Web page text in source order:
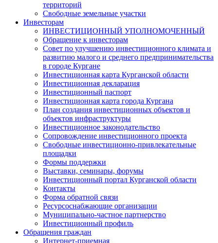
территорий
Свободные земельные участки
Инвесторам
ИНВЕСТИЦИОННЫЙ УПОЛНОМОЧЕННЫЙ
Обращение к инвесторам
Совет по улучшению инвестиционного климата и
развитию малого и среднего предпринимательства
в городе Кургане
Инвестиционная карта Курганской области
Инвестиционная декларация
Инвестиционный паспорт
Инвестиционная карта города Кургана
План создания инвестиционных объектов и
объектов инфраструктуры
Инвестиционное законодательство
Сопровождение инвестиционного проекта
Свободные инвестиционно-привлекательные
площадки
Формы поддержки
Выставки, семинары, форумы
Инвестиционный портал Курганской области
Контакты
Форма обратной связи
Ресурсоснабжающие организации
Муниципально-частное партнерство
Инвестиционный профиль
Обращения граждан
Интернет-приемная